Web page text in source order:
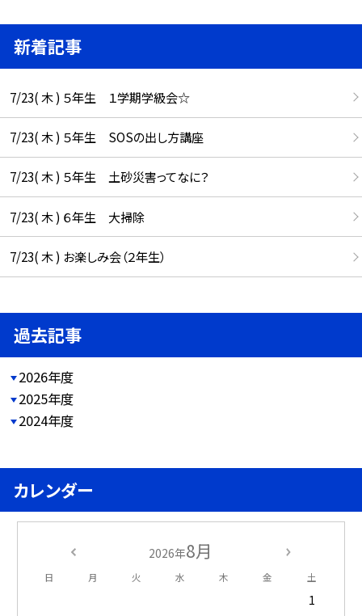
新着記事
7/23( 木 ) ５年生 １学期学級会☆
7/23( 木 ) ５年生 SOSの出し方講座
7/23( 木 ) ５年生 土砂災害ってなに？
7/23( 木 ) ６年生 大掃除
7/23( 木 ) お楽しみ会（２年生）
過去記事
2026年度
2025年度
2024年度
カレンダー
2026年8月
日 月 火 水 木 金 土
1